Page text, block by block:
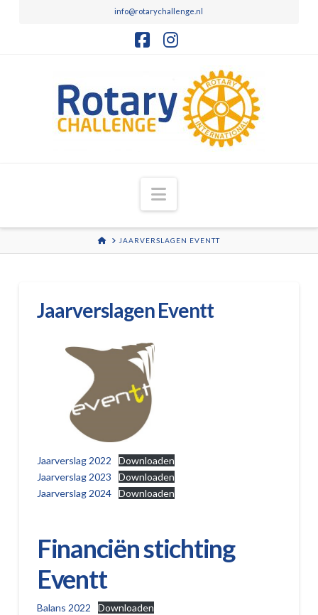
info@rotarychallenge.nl
Navigation
HOMEJAARVERSLAGEN EVENTT
Jaarverslagen Eventt
Jaarverslag 2022
Downloaden
Jaarverslag 2023
Downloaden
Jaarverslag 2024
Downloaden
Financiën stichting
Eventt
Balans 2022
Downloaden